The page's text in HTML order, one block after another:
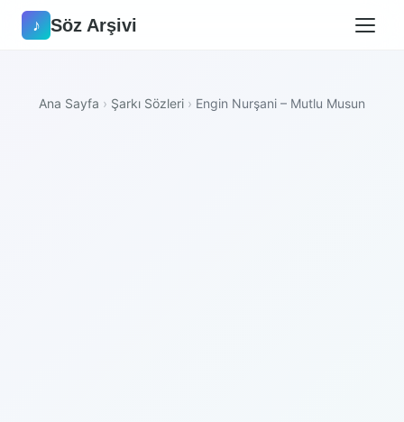
♪ Söz Arşivi
Ana Sayfa › Şarkı Sözleri › Engin Nurşani – Mutlu Musun